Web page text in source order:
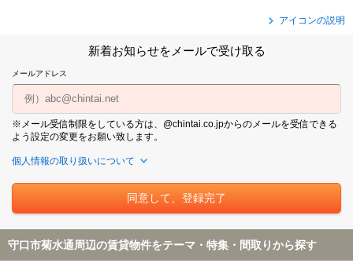
アイコンの説明
新着お知らせをメールで受け取る
メールアドレス
※メール受信制限をしている方は、@chintai.co.jpからのメールを受信できる
よう設定の変更をお願い致します。
個人情報の取り扱いについて
守口市菊水通周辺の賃貸物件をテーマ・特集・間取りから探す